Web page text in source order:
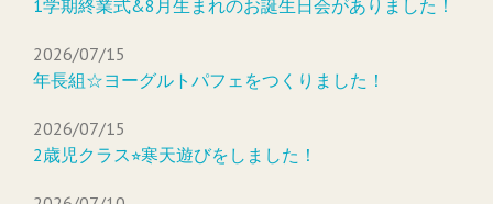
1学期終業式&8月生まれのお誕生日会がありました！
2026/07/15
年長組☆ヨーグルトパフェをつくりました！
2026/07/15
2歳児クラス⭐︎寒天遊びをしました！